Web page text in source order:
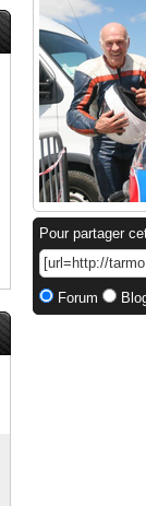
Pour partager
Forum